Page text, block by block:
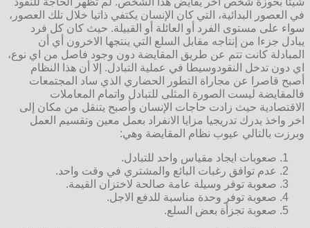
في العصور البدائية، التي كان الإنسان يكتفي ذاتيا خلال تلك العصور،
سواء على مستوى الفرد أو العائلة أو القبيلة. حيث كان كل فرد
يبادل جزءا من إنتاجه مقابل السلع التي ينتجها الاخرون أي أن
المبادلة كانت تتم عن طريق المقايضة دون وجود فاصل من اي نوع،
اي دون تدخل النقودوسيطا في عملية التبادل. إلا أن هذا النظام
أصبح قاصرا عن مجاراة التطور الحضاري الذي ساد المجتمعات
فالمقايضة ليست الصورة المثلى للتبادل واتمام المعاملات
الاقتصادية حيث زادت حاجات الإنسان وأصبح يتنقل من مكان إلى
اخر واخذ يدرك تدريجيا مزايا الانفراد بعمل معين وتقسيم العمل
وبرزت بالتالي عيوب نظام المقايضة وهي:
صعوبات ايجاد مقياس واحد للتبادل.
عدم توافق رغبات البائع والمشتري في وقت واحد.
صعوبة توفر وسيلة عامة صالحة لاختزان القيمة.
صعوبة توفر وحدة مناسبة للدفع الاجل.
صعوبة تجزأة بعض السلع.